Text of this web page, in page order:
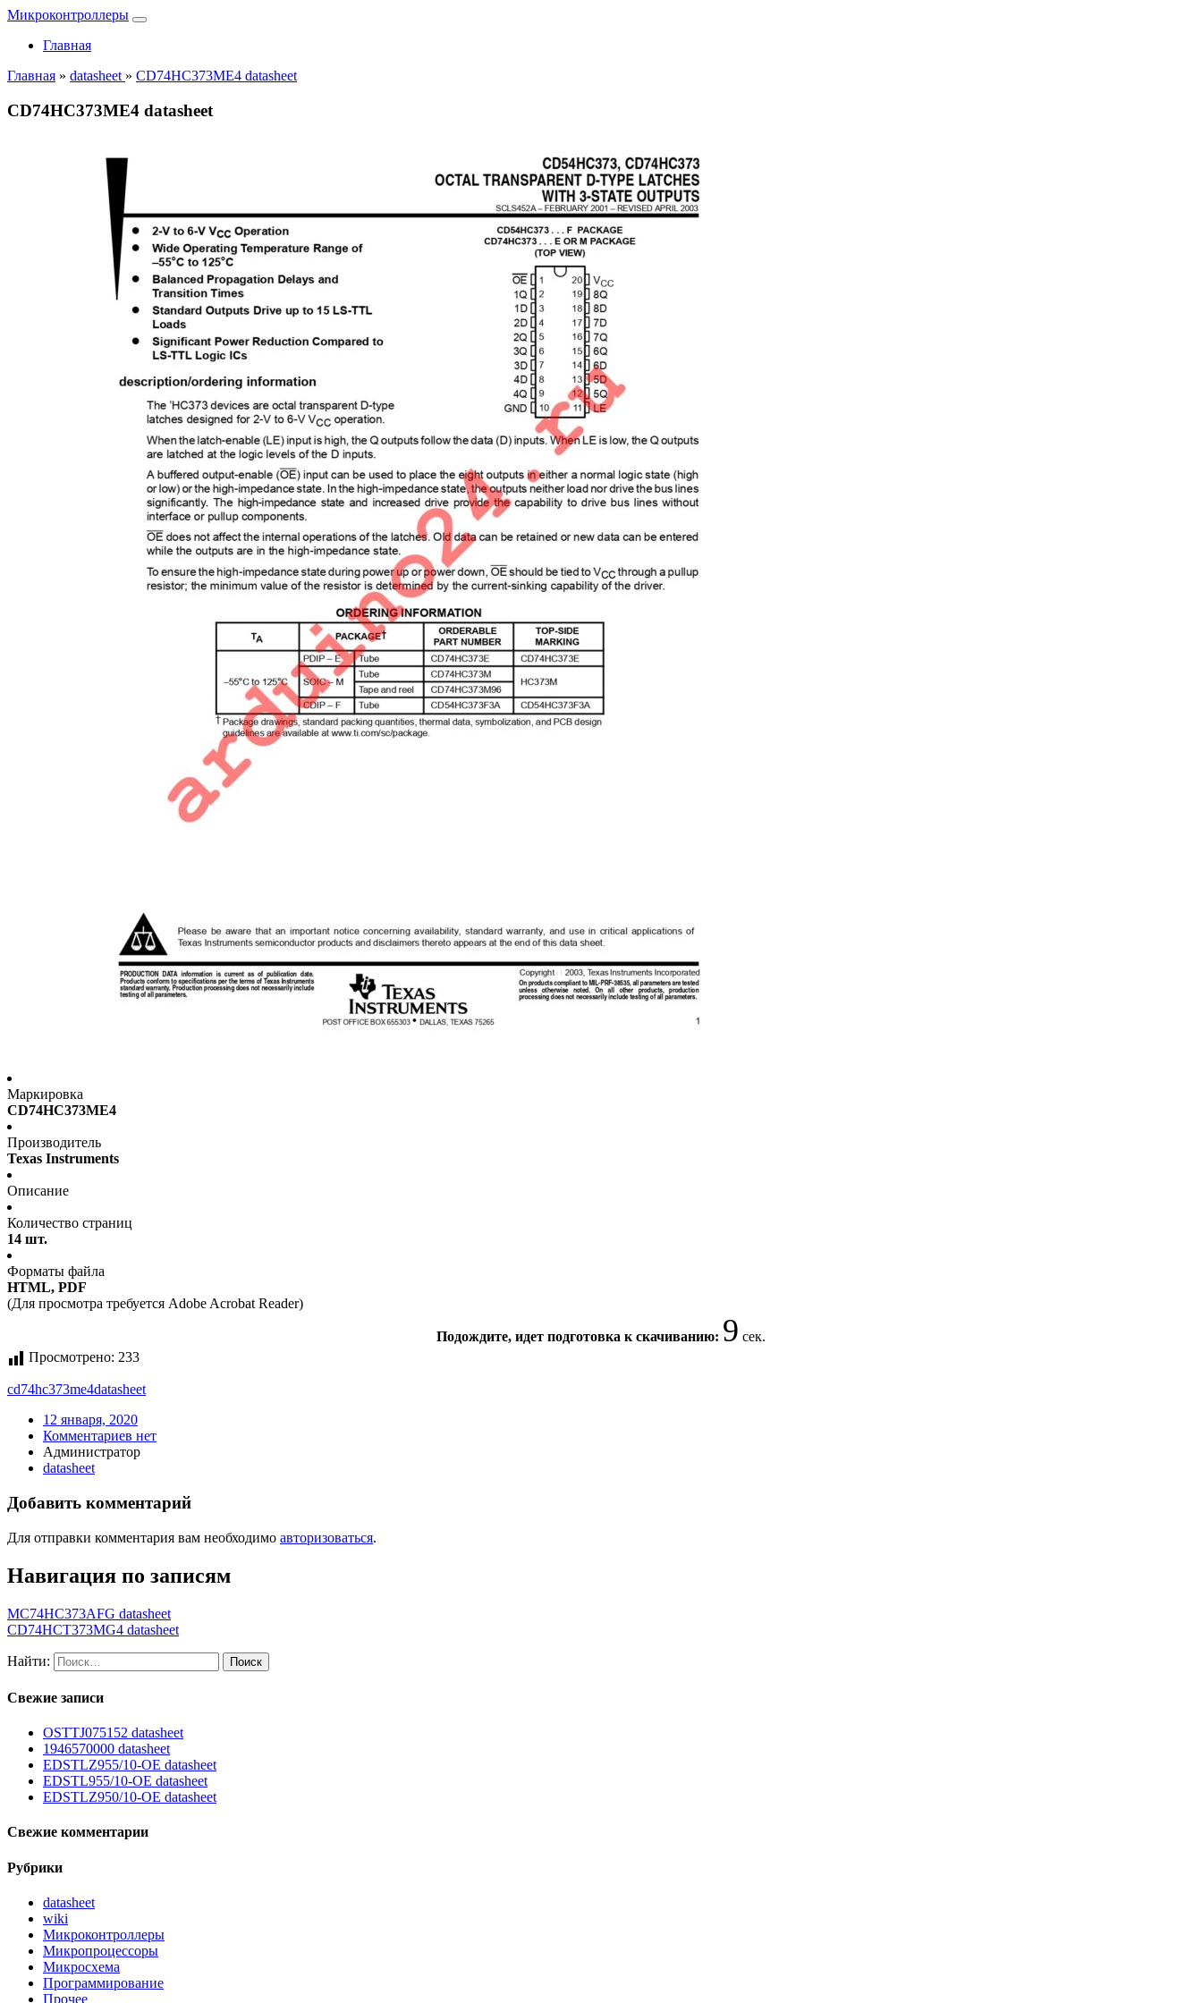
Микроконтроллеры
Главная
Главная » datasheet » CD74HC373ME4 datasheet
CD74HC373ME4 datasheet
Маркировка
CD74HC373ME4
Производитель
Texas Instruments
Описание
Количество страниц
14 шт.
Форматы файла
HTML, PDF
(Для просмотра требуется Adobe Acrobat Reader)
Подождите, идет подготовка к скачиванию: 8 сек.
Просмотрено: 233
cd74hc373me4datasheet
12 января, 2020
Комментариев нет
Администратор
datasheet
Добавить комментарий
Для отправки комментария вам необходимо авторизоваться.
Навигация по записям
MC74HC373AFG datasheet
CD74HCT373MG4 datasheet
Найти:
Свежие записи
OSTTJ075152 datasheet
1946570000 datasheet
EDSTLZ955/10-OE datasheet
EDSTL955/10-OE datasheet
EDSTLZ950/10-OE datasheet
Свежие комментарии
Рубрики
datasheet
wiki
Микроконтроллеры
Микропроцессоры
Микросхема
Программирование
Прочее